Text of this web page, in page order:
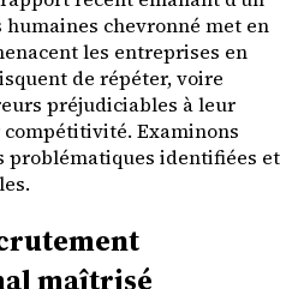
chevronné met en
les entreprises en
de répéter, voire
préjudiciables à leur
Examinons
problématiques identifiées et
maîtrisé